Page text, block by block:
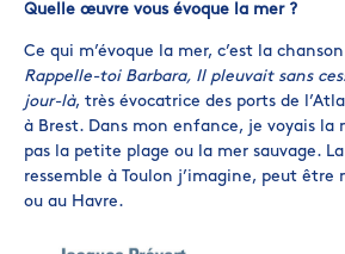
Quelle œuvre vous évoque la mer ?
Ce qui m’évoque la mer, c’est la
Rappelle-toi Barbara, Il pleuvait sans
jour-là, très évocatrice des ports de
à Brest. Dans mon enfance, je voyais la
pas la petite plage ou la mer sauvage.
ressemble à Toulon j’imagine, peut être
ou au Havre.